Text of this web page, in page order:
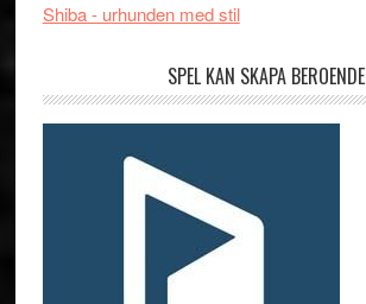
Shiba - urhunden med stil
SPEL KAN SKAPA BEROENDE